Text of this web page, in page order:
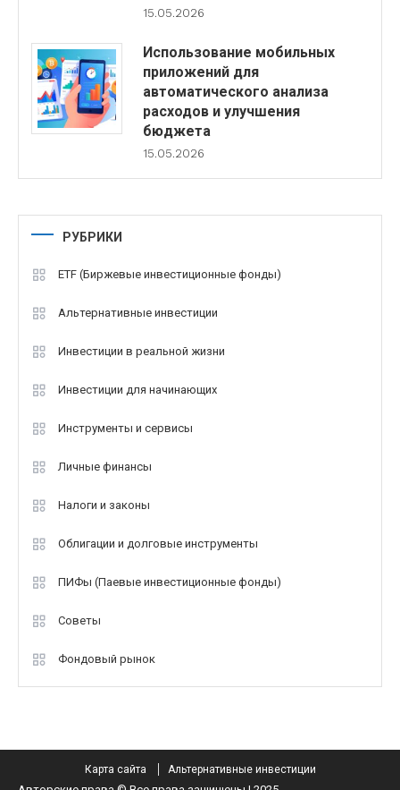
15.05.2026
Использование мобильных
приложений для
автоматического анализа
расходов и улучшения
бюджета
15.05.2026
РУБРИКИ
ETF (Биржевые инвестиционные фонды)
Альтернативные инвестиции
Инвестиции в реальной жизни
Инвестиции для начинающих
Инструменты и сервисы
Личные финансы
Налоги и законы
Облигации и долговые инструменты
ПИФы (Паевые инвестиционные фонды)
Советы
Фондовый рынок
Карта сайта Альтернативные инвестиции